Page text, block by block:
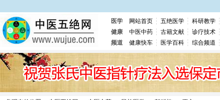
医学 网站首页 五绝医学
科研教学
健康
中医中药 古籍文献
诊疗技术
频道
健康快车 医学百科 综合频道